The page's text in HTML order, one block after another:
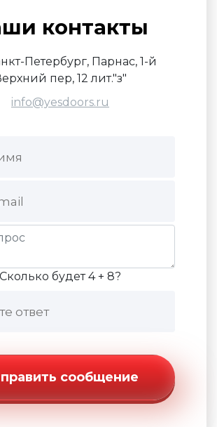
контакты
Петербург, Парнас, 1-й
пер, 12 лит."з"
info@yesdoors.ru
Сколько будет 4 + 8?
сообщение